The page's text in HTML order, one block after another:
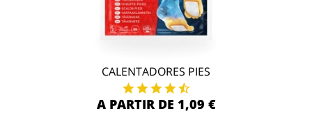
CALENTADORES PIES
A PARTIR DE 1,09 €